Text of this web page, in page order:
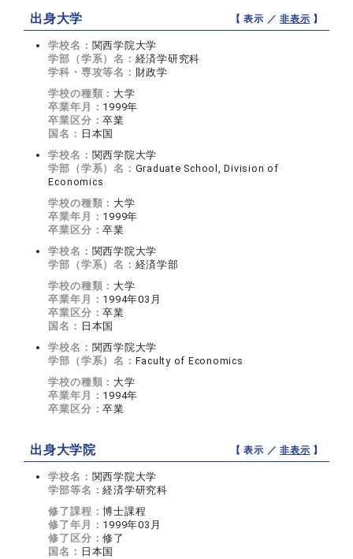
出身大学 【 表示 ／非表示 】
学校名： 関西学院大学
学部（学系）名： 経済学研究科
学科・専攻等名： 財政学
学校の種類： 大学
卒業年月： 1999年
卒業区分：卒業
国名： 日本国
学校名： 関西学院大学
学部（学系）名： Graduate School, Division of
Economics
学校の種類： 大学
卒業年月： 1999年
卒業区分：卒業
学校名： 関西学院大学
学部（学系）名： 経済学部
学校の種類： 大学
卒業年月： 1994年03月
卒業区分：卒業
国名： 日本国
学校名： 関西学院大学
学部（学系）名： Faculty of Economics
学校の種類： 大学
卒業年月： 1994年
卒業区分：卒業
出身大学院 【 表示 ／非表示 】
学校名： 関西学院大学
学部等名：経済学研究科
修了課程：博士課程
修了年月： 1999年03月
修了区分：修了
国名： 日本国